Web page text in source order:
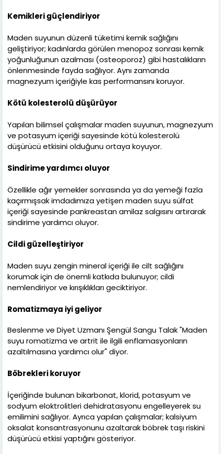
Kemikleri güçlendiriyor
Maden suyunun düzenli tüketimi kemik sağlığını
geliştiriyor; kadınlarda görülen menopoz sonrası kemik
yoğunluğunun azalması (osteoporoz) gibi hastalıkların
önlenmesinde fayda sağlıyor. Aynı zamanda
magnezyum içeriğiyle kas performansını koruyor.
Kötü kolesterolü düşürüyor
Yapılan bilimsel çalışmalar maden suyunun, magnezyum
ve potasyum içeriği sayesinde kötü kolesterolü
düşürücü etkisini olduğunu ortaya koyuyor.
Sindirime yardımcı oluyor
Özellikle ağır yemekler sonrasında ya da yemeği fazla
kaçırmışsak imdadımıza yetişen maden suyu sülfat
içeriği sayesinde pankreastan amilaz salgısını artırarak
sindirime yardımcı oluyor.
Cildi güzelleştiriyor
Maden suyu zengin mineral içeriği ile cilt sağlığını
korumak için de önemli katkıda bulunuyor; cildi
nemlendiriyor ve kırışıklıkları geciktiriyor.
Romatizmaya iyi geliyor
Beslenme ve Diyet Uzmanı Şengül Sangu Talak "Maden
suyu romatizma ve artrit ile ilgili enflamasyonların
azaltılmasına yardımcı olur" diyor.
Böbrekleri koruyor
İçeriğinde bulunan bikarbonat, klorid, potasyum ve
sodyum eloktrolitleri dehidratasyonu engelleyerek su
emilimini sağlıyor. Ayrıca yapılan çalışmalar; kalsiyum
oksalat konsantrasyonunu azaltarak böbrek taşı riskini
düşürücü etkisi yaptığını gösteriyor.